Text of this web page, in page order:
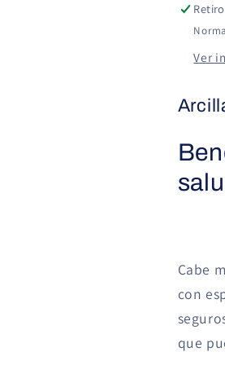
Ver
Cabe
con
que